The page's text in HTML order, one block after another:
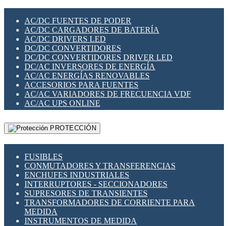
SWITCH Y MICROSWITCH
TARJETAS PI
UNIÓN Y DERIVACIÓN DE CABLE
PLACAS MODULARES IOT
SWITCHES Y REDES WIFI
SOLUCIONES IOT
SOLUCIONES LORAWAN
SOLUCIONES RED CELULAR
SEGURIDAD PARA REDES
SWITCHES LAN
TELEFONÍA IP (VOIP)
VIGILANCIA IP (CCTV)
MESHTASTIC
AC/DC FUENTES DE PODER
AC/DC CARGADORES DE BATERÍA
AC/DC DRIVERS LED
DC/DC CONVERTIDORES
DC/DC CONVERTIDORES DRIVER LED
DC/AC INVERSORES DE ENERGÍA
AC/AC ENERGÍAS RENOVABLES
ACCESORIOS PARA FUENTES
AC/AC VARIADORES DE FRECUENCIA VDF
AC/AC UPS ONLINE
PROTECCIÓN
FUSIBLES
CONMUTADORES Y TRANSFERENCIAS
ENCHUFES INDUSTRIALES
INTERRUPTORES - SECCIONADORES
SUPRESORES DE TRANSIENTES
TRANSFORMADORES DE CORRIENTE PARA
MEDIDA
INSTRUMENTOS DE MEDIDA